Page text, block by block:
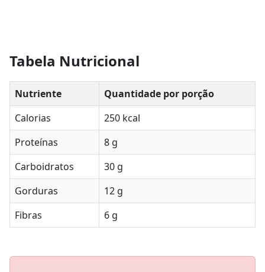
Tabela Nutricional
Nutriente
Quantidade por porção
Calorias
250 kcal
Proteínas
8 g
Carboidratos
30 g
Gorduras
12 g
Fibras
6 g